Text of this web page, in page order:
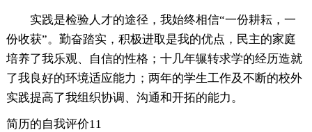
实践是检验人才的途径，我始终相信“一份耕耘，一
份收获”。勤奋踏实，积极进取是我的优点，民主的家庭
培养了我乐观、自信的性格；十几年辗转求学的经历造就
了我良好的环境适应能力；两年的学生工作及不断的校外
实践提高了我组织协调、沟通和开拓的能力。
简历的自我评价11